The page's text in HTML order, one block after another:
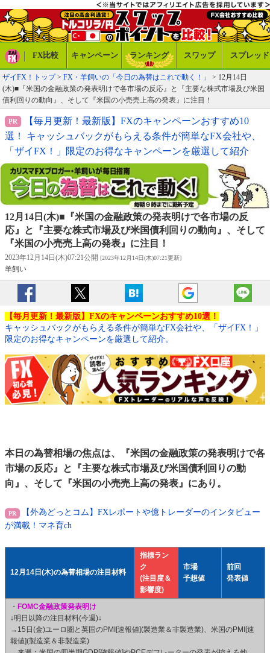
FX比較 キャンペーン ランキング スワップ スプレッド
ザイFX！トップ> FX・羊飼いの「今日の為替はこれで動く！」
> 12月14日
(木)■『米国の金融政策の発表明けで各市場の反応』と『主要な株式市場及び米国
債利回りの動向』、そして『米国の小売売上高の発表』に注目！
【毎月更新！最新版】FXのキャンペーンおすすめ10
選！ キャッシュバックがもらえる条件が簡単なFX会社や、
「ザイFX！」限定のお得なキャンペーンを厳選して紹介
12月14日(木)■『米国の金融政策の発表明けで各市場の反
応』と『主要な株式市場及び米国債利回りの動向』、そして
『米国の小売売上高の発表』に注目！
2023年12月14日(木)07:21公開 [2023年12月14日(木)07:21更新]
羊飼い
【毎月更新！最新版】FXのキャンペーンおすすめ10選！
キャッシュバックがもらえる条件が簡単なFX会社や、「ザイFX！」
限定のお得なキャンペーンを厳選して紹介。
本日の為替相場の焦点は、『米国の金融政策の発表明けで各
市場の反応』と『主要な株式市場及び米国債利回りの動
向』、そして『米国の小売売上高の発表』にあり。
【外為どっとコム】FXレポートや億トレーダーのインタビュー
が満載！マネ育ch
12月14日(木)の為替相場の注目材料
指標ラン
ク
(注目度＆
影響度)
市場
予想値
前回
発表値
・ FOMC金融政策発表明け
↓明日以降の注目材料(今週)↓
→15日(金)ユーロ圏と英国のPMI[速報値](製造業＆非製造業)、米国のPMI[速
報値](製造業＆非製造業)